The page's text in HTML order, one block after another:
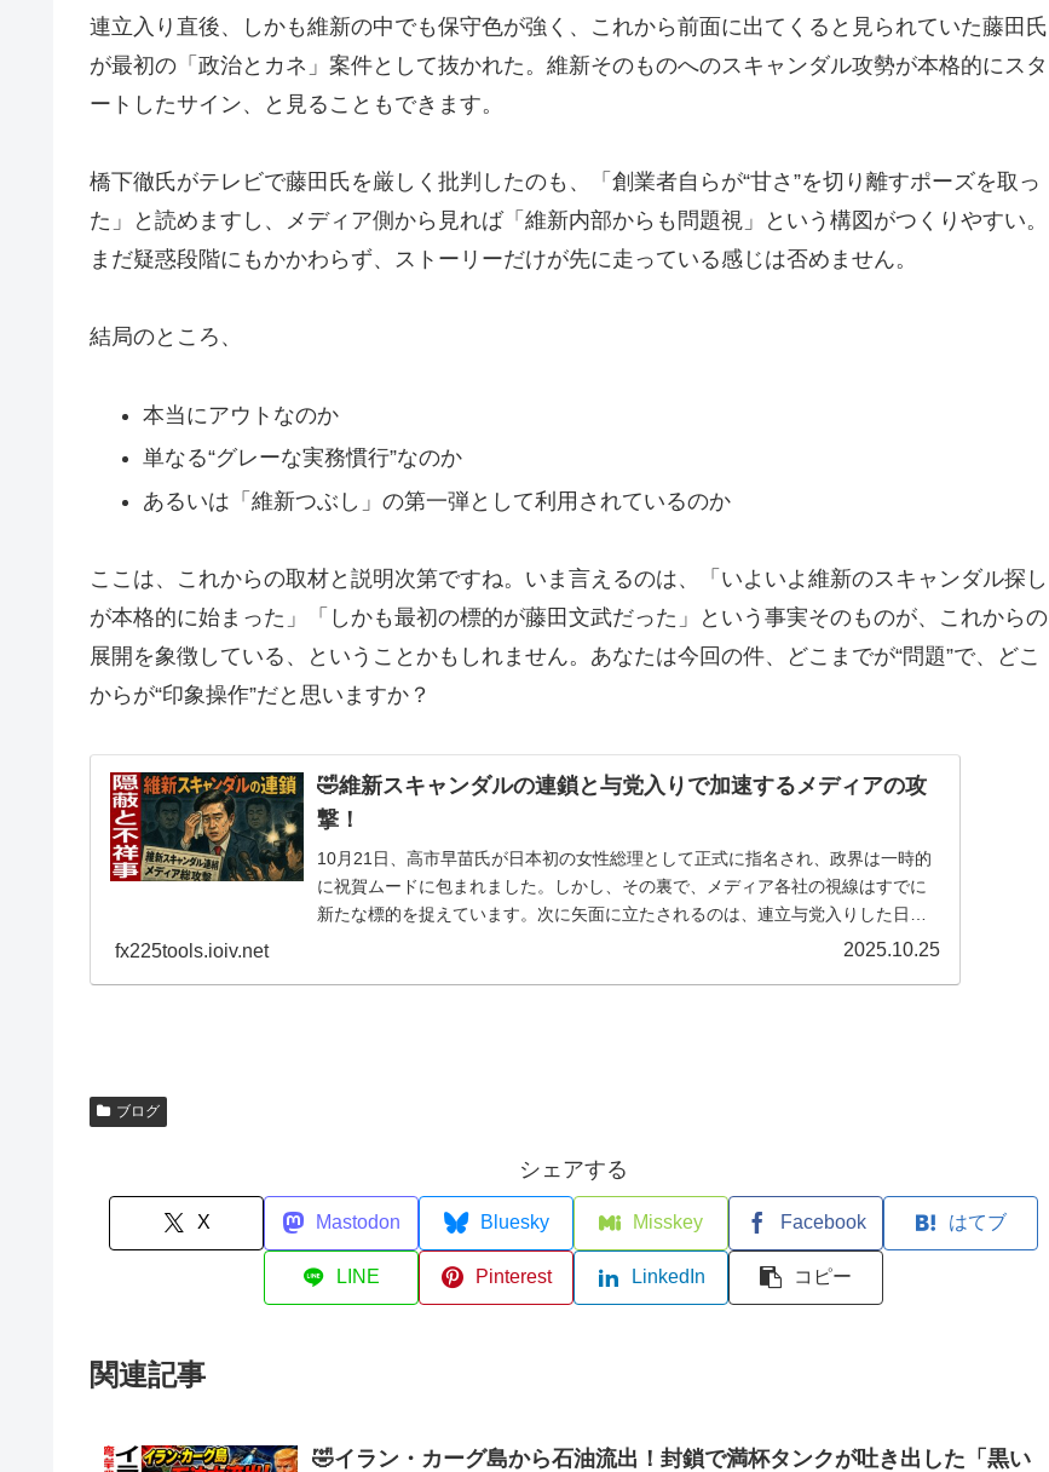
連立入り直後、しかも維新の中でも保守色が強く、これから前面に出てくると見られていた藤田氏
が最初の「政治とカネ」案件として抜かれた。維新そのものへのスキャンダル攻勢が本格的にスタ
ートしたサイン、と見ることもできます。
橋下徹氏がテレビで藤田氏を厳しく批判したのも、「創業者自らが“甘さ”を切り離すポーズを取っ
た」と読めますし、メディア側から見れば「維新内部からも問題視」という構図がつくりやすい。
まだ疑惑段階にもかかわらず、ストーリーだけが先に走っている感じは否めません。
結局のところ、
本当にアウトなのか
単なる“グレーな実務慣行”なのか
あるいは「維新つぶし」の第一弾として利用されているのか
ここは、これからの取材と説明次第ですね。いま言えるのは、「いよいよ維新のスキャンダル探し
が本格的に始まった」「しかも最初の標的が藤田文武だった」という事実そのものが、これからの
展開を象徴している、ということかもしれません。あなたは今回の件、どこまでが“問題”で、どこ
からが“印象操作”だと思いますか？
🤣維新スキャンダルの連鎖と与党入りで加速するメディアの攻
撃！
10月21日、高市早苗氏が日本初の女性総理として正式に指名され、政界は一時的
に祝賀ムードに包まれました。しかし、その裏で、メディア各社の視線はすでに
新たな標的を捉えています。次に矢面に立たされるのは、連立与党入りした日本
fx225tools.ioiv.net 2025.10.25
ブログ
シェアする
X Mastodon Bluesky Misskey Facebook はてブ
LINE Pinterest LinkedIn コピー
関連記事
🤣イラン・カーグ島から石油流出！封鎖で満杯タンクが吐き出した「黒い